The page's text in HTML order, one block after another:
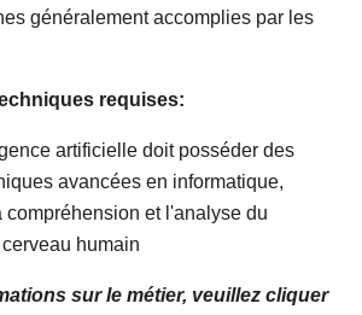
généralement accomplies par les
requises:
artificielle doit posséder des
avancées en informatique,
compréhension et l'analyse du
humain
sur le métier, veuillez cliquer